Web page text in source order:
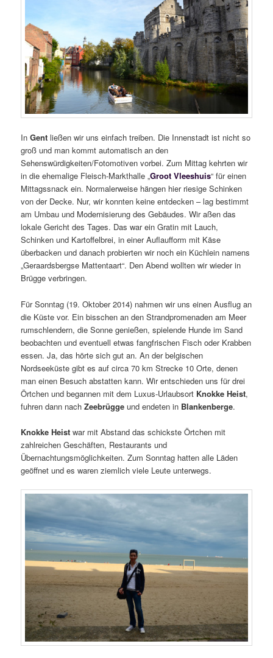
InGent ließen wir uns einfach treiben. Die Innenstadt ist nicht so
groß und man kommt automatisch an den
Sehenswürdigkeiten/Fotomotiven vorbei. Zum Mittag kehrten wir
in die ehemalige Fleisch-Markthalle „Groot Vleeshuis“ für einen
Mittagssnack ein. Normalerweise hängen hier riesige Schinken
von der Decke. Nur, wir konnten keine entdecken – lag bestimmt
am Umbau und Modernisierung des Gebäudes. Wir aßen das
lokale Gericht des Tages. Das war ein Gratin mit Lauch,
Schinken und Kartoffelbrei, in einer Auflaufform mit Käse
überbacken und danach probierten wir noch ein Küchlein namens
„Geraardsbergse Mattentaart“. Den Abend wollten wir wieder in
Brügge verbringen.
Für Sonntag (19. Oktober 2014) nahmen wir uns einen Ausflug an
die Küste vor. Ein bisschen an den Strandpromenaden am Meer
rumschlendern, die Sonne genießen, spielende Hunde im Sand
beobachten und eventuell etwas fangfrischen Fisch oder Krabben
essen. Ja, das hörte sich gut an. An der belgischen
Nordseeküste gibt es auf circa 70 km Strecke 10 Orte, denen
man einen Besuch abstatten kann. Wir entschieden uns für drei
Örtchen und begannen mit dem Luxus-Urlaubsort Knokke Heist,
fuhren dann nachZeebrügge und endeten in Blankenberge.
Knokke Heist war mit Abstand das schickste Örtchen mit
zahlreichen Geschäften, Restaurants und
Übernachtungsmöglichkeiten. Zum Sonntag hatten alle Läden
geöffnet und es waren ziemlich viele Leute unterwegs.